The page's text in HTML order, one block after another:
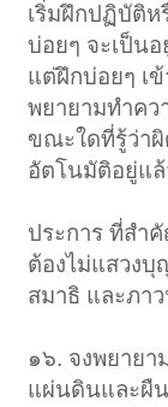
เริ่มฝึกปฏิบัติห
บ่อยๆ จะเป็น
แต่ฝึกบ่อยๆ เ
พยายามทำคว
ขณะใดที่รู้ว่า
อัตโนมัติอยู่แล้
ประการ ที่สำ
ต้องไม่แสวง
สมาธิ และภา
๑๖. จงพยาย
แผ่นดินและผืน